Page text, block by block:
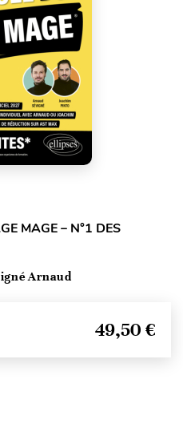
MAGE – N°1 DES
Arnaud
49,50 €